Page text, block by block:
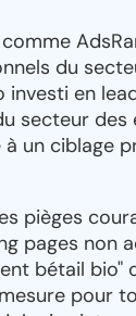
du
en
secteur des
un ciblage
pièges
pages non
bétail bio"
pour